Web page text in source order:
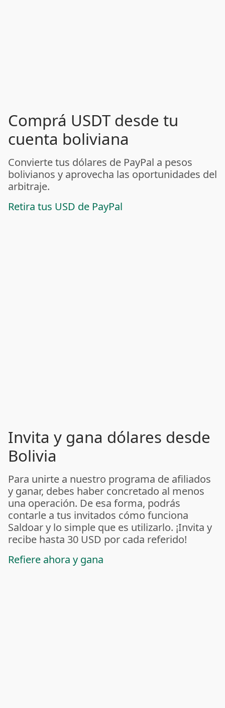
Comprá USDT desde tu
cuenta boliviana
Convierte tus dólares de PayPal a pesos
bolivianos y aprovecha las oportunidades del
arbitraje.
Retira tus USD de PayPal
Invita y gana dólares desde
Bolivia
Para unirte a nuestro programa de afiliados
y ganar, debes haber concretado al menos
una operación. De esa forma, podrás
contarle a tus invitados cómo funciona
Saldoar y lo simple que es utilizarlo. ¡Invita y
recibe hasta 30 USD por cada referido!
Refiere ahora y gana